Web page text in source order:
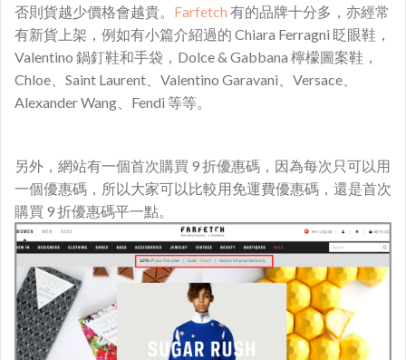
否則貨越少價格會越貴。 Farfetch 有的品牌十分多，亦經常
有新貨上架，例如有小篇介紹過的 Chiara Ferragni 眨眼鞋，
Valentino 鍋釘鞋和手袋，Dolce & Gabbana 檸檬圖案鞋，
Chloe、Saint Laurent、Valentino Garavani、Versace、
Alexander Wang、Fendi 等等。
另外，網站有一個首次購買 9 折優惠碼，因為每次只可以用
一個優惠碼，所以大家可以比較用免運費優惠碼，還是首次
購買 9 折優惠碼平一點。